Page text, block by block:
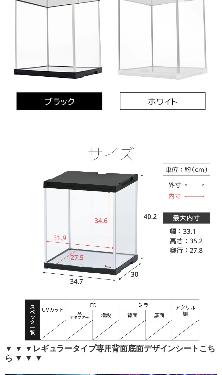
▼ ▼ ▼レギュラータイプ専用背面底面デザインシートこち
ら ▼ ▼ ▼